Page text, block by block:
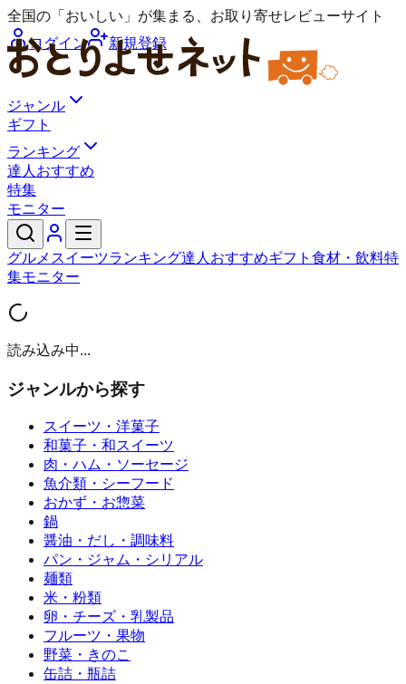
全国の「おいしい」が集まる、お取り寄せレビューサイト
ログイン
新規登録
ジャンル
ギフト
ランキング
達人おすすめ
特集
モニター
グルメ スイーツランキング達人おすすめギフト 食材・飲料特
集モニター
読み込み中...
ジャンルから探す
スイーツ・洋菓子
和菓子・和スイーツ
肉・ハム・ソーセージ
魚介類・シーフード
おかず・お惣菜
鍋
醤油・だし・調味料
パン・ジャム・シリアル
麺類
米・粉類
卵・チーズ・乳製品
フルーツ・果物
野菜・きのこ
缶詰・瓶詰